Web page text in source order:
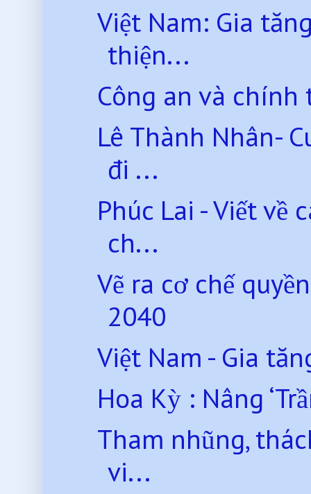
Việt Nam: Gia
thiện...
Công an và
Lê Thành Nhân-
đi ...
Phúc Lai - Viết về
ch...
Vẽ ra cơ chế
2040
Việt Nam - Gia
Hoa Kỳ : Nâng
Tham nhũng,
vi...